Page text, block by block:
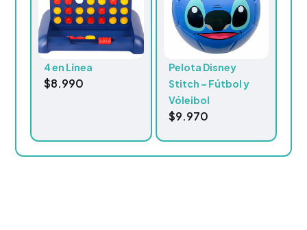
4 en Línea
$8.990
Pelota Disney
Stitch – Fútbol y
Vóleibol
$9.970